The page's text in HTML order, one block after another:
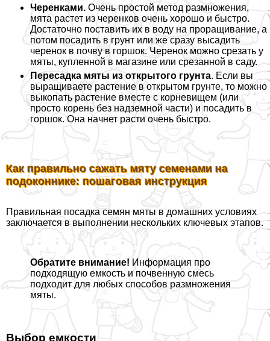
Черенками. Очень простой метод размножения,
мята растет из черенков очень хорошо и быстро.
Достаточно поставить их в воду на проращивание, а
потом посадить в грунт или же сразу высадить
черенок в почву в горшок. Черенок можно срезать у
мяты, купленной в магазине или срезанной в саду.
Пересадка мяты из открытого грунта. Если вы
выращиваете растение в открытом грунте, то можно
выкопать растение вместе с корневищем (или
просто корень без надземной части) и посадить в
горшок. Она начнет расти очень быстро.
Как правильно сажать мяту семенами на
подоконнике: пошаговая инструкция
Правильная посадка семян мяты в домашних условиях
заключается в выполнении нескольких ключевых этапов.
Обратите внимание! Информация про
подходящую емкость и почвенную смесь
подходит для любых способов размножения
мяты.
Выбор емкости